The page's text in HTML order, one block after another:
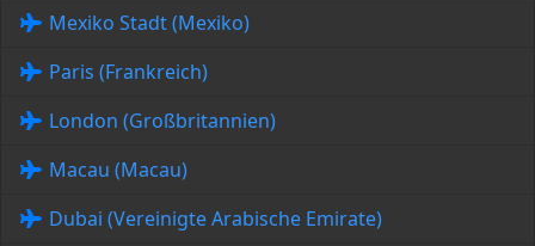
Mexiko Stadt (Mexiko)
Paris (Frankreich)
London (Großbritannien)
Macau (Macau)
Dubai (Vereinigte Arabische Emirate)